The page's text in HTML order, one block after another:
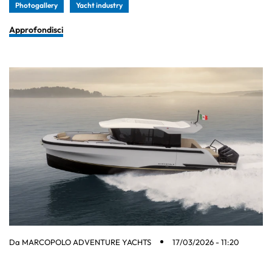
Photogallery Yacht industry
Approfondisci
Da MARCOPOLO ADVENTURE YACHTS 17/03/2026 - 11:20